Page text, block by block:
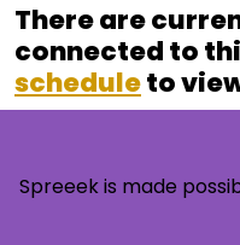
There are
connected to
scheduleto
Spreeek is made